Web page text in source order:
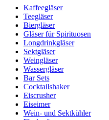
Kaffeegläser
Teegläser
Biergläser
Gläser für Spirituosen
Longdrinkgläser
Sektgläser
Weingläser
Wassergläser
Bar Sets
Cocktailshaker
Eiscrusher
Eiseimer
Wein- und Sektkühler